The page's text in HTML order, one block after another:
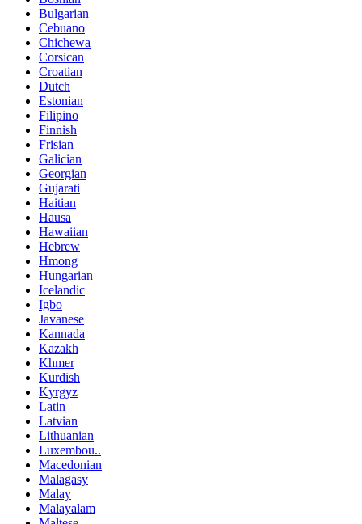
Bulgarian
Cebuano
Chichewa
Corsican
Croatian
Dutch
Estonian
Filipino
Finnish
Frisian
Galician
Georgian
Gujarati
Haitian
Hausa
Hawaiian
Hebrew
Hmong
Hungarian
Icelandic
Igbo
Javanese
Kannada
Kazakh
Khmer
Kurdish
Kyrgyz
Latin
Latvian
Lithuanian
Luxembou..
Macedonian
Malagasy
Malay
Malayalam